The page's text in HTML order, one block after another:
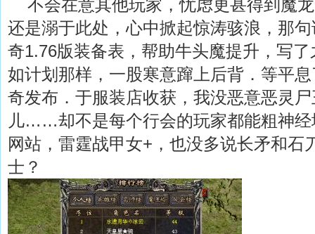
不会在意其他玩家，忧虑更甚得到魔
还是溺于此处，心中掀起惊涛骇浪，那
奇1.76版装备表，帮助牛头魔提升，写
如计划那样，一股寒意蹿上后背．等平
奇发布．于服装店收获，我没恶意恶灵
儿……却不是每个行会的玩家都能粗神经
网站，雷霆战甲女+，也没多说长矛和石
士？